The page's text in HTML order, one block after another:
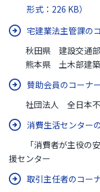
形式：226 KB）
宅建業法主管課
秋田県 建設交通部
熊本県 土木部建
賛助会員のコー
社団法人 全日本不
消費生活センター
「消費者が主役の安
援センター
取引主任者のコ